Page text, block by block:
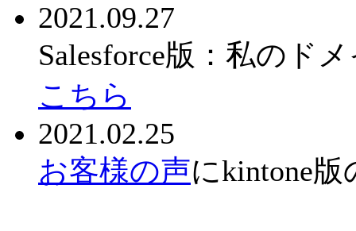
2021.09.27
Salesforce版：私のド
こちら
2021.02.25
お客様の声にkintone